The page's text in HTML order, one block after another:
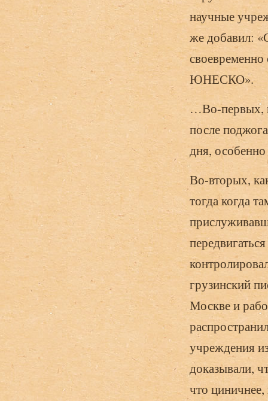
научные
же добавил:
ЮНЕСКО».
…Во-первых,
после
дня,
Во-вторых,
тогда когда
грузинский
Москве и
учреждения
доказывали,
что